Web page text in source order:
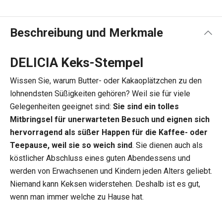
Beschreibung und Merkmale
DELICIA Keks-Stempel
Wissen Sie, warum Butter- oder Kakaoplätzchen zu den
lohnendsten Süßigkeiten gehören? Weil sie für viele
Gelegenheiten geeignet sind: Sie sind ein tolles
Mitbringsel für unerwarteten Besuch und eignen sich
hervorragend als süßer Happen für die Kaffee- oder
Teepause, weil sie so weich sind. Sie dienen auch als
köstlicher Abschluss eines guten Abendessens und
werden von Erwachsenen und Kindern jeden Alters geliebt.
Niemand kann Keksen widerstehen. Deshalb ist es gut,
wenn man immer welche zu Hause hat.